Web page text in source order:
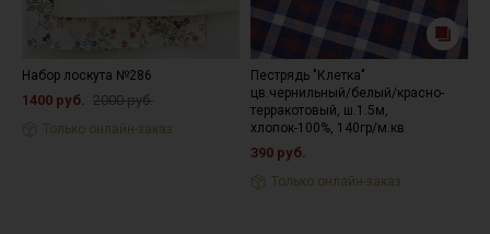
Набор лоскута №286
1400 руб. 2000 руб.
Только онлайн-заказ
Пестрядь "Клетка"
цв.чернильный/белый/красно-
терракотовый, ш.1.5м,
хлопок-100%, 140гр/м.кв
390 руб.
Только онлайн-заказ